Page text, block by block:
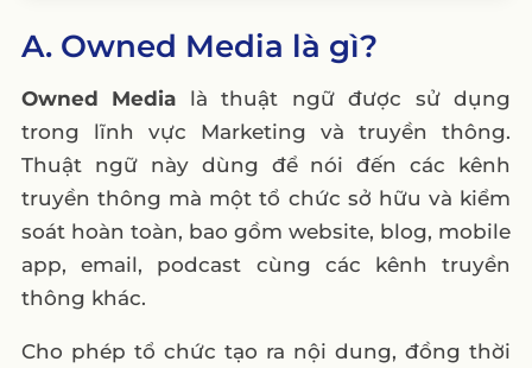
hàng
3. Tiết kiệm chi phí quảng cáo
4. Tăng cường tầm nhìn thương hiệu
5. Tăng khả năng tiếp cận khách hàng
D. Phân biệt Paid Media, Owned Media và
Earned media
Paid media là gì?
A. Owned Media là gì?
Owned Media là thuật ngữ được sử dụng
trong lĩnh vực Marketing và truyền thông.
Thuật ngữ này dùng để nói đến các kênh
truyền thông mà một tổ chức sở hữu và kiểm
soát hoàn toàn, bao gồm website, blog, mobile
app, email, podcast cùng các kênh truyền
thông khác.
Cho phép tổ chức tạo ra nội dung, đồng thời